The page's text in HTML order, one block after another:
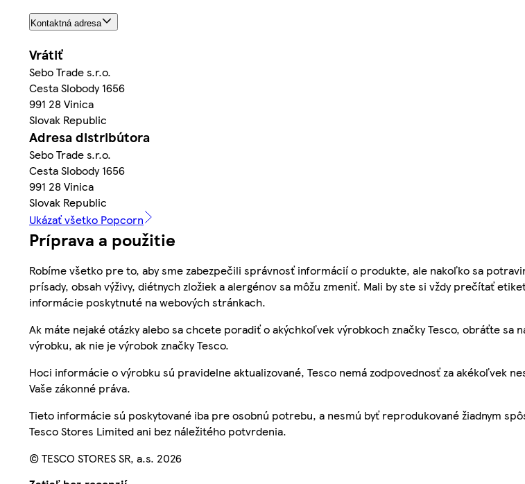
Kontaktná adresa
Vrátiť
Sebo Trade s.r.o.
Cesta Slobody 1656
991 28 Vinica
Slovak Republic
Adresa distribútora
Sebo Trade s.r.o.
Cesta Slobody 1656
991 28 Vinica
Slovak Republic
Ukázať všetko Popcorn
Príprava a použitie
Robíme všetko pre to, aby sme zabezpečili správnosť informácií o produkte, ale nakoľko sa
prísady, obsah výživy, diétnych zložiek a alergénov sa môžu zmeniť. Mali by ste si vždy prečítať
informácie poskytnuté na webových stránkach.
Ak máte nejaké otázky alebo sa chcete poradiť o akýchkoľvek výrobkoch značky Tesco, obráťte sa
výrobku, ak nie je výrobok značky Tesco.
Hoci informácie o výrobku sú pravidelne aktualizované, Tesco nemá zodpovednosť za akékoľvek
Vaše zákonné práva.
Tieto informácie sú poskytované iba pre osobnú potrebu, a nesmú byť reprodukované žiadnym
Tesco Stores Limited ani bez náležitého potvrdenia.
© TESCO STORES SR, a.s. 2026